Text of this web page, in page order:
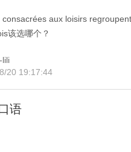
aux loisirs
该选哪个？
lili
20 19:17:44
语